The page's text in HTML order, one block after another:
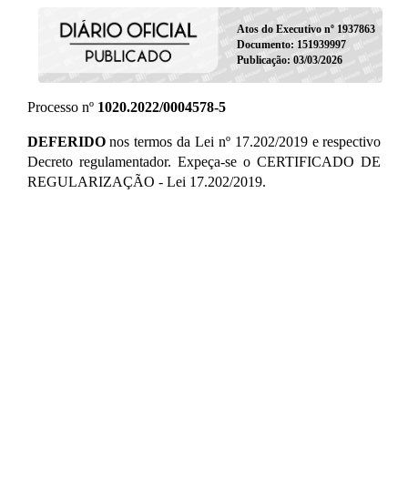
Atos do Executivo nº 1937863
Documento: 151939997
Publicação: 03/03/2026
Processo nº 1020.2022/0004578-5
DEFERIDOnos termos da Lei nº 17.202/2019 e respectivo
Decreto regulamentador. Expeça-se o CERTIFICADO DE
REGULARIZAÇÃO - Lei 17.202/2019.